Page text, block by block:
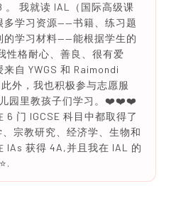
。 我就读 IAL（国际高级课
多学习资源——书籍、练习题
的学习材料——能根据学生的
性格耐心、善良、很有爱
自 YWGS 和 Raimondi
外，我也积极参与志愿服
园里教孩子们学习。❤️❤️❤️
6 门 IGCSE 科目中都取得了
宗教研究、经济学、生物和
IAs 获得 4A,并且我在 IAL 的